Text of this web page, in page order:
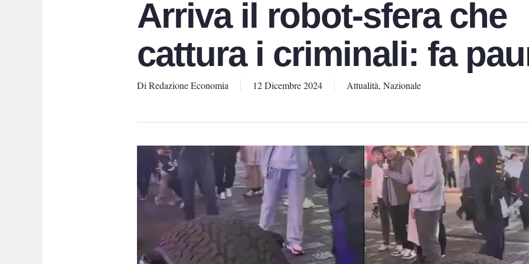
Arriva il robot-sfera che
cattura i criminali: fa
Di Redazione Economia 12 Dicembre 2024 Attualità, Nazionale